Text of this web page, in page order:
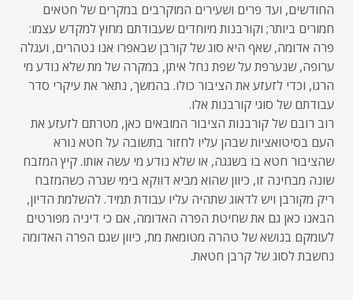
החודשים, ועד פרים ושעירים המוקרבים במקרים של חטאים
חמורים ביותר; וקורבנות מיוחדים שעבודתם מחוץ למקדש עצמו:
פרה אדומה, שאף היא סוג של קורבן שבאפרו אנו נטהרים, ועגלה
ערופה, שנערפת על שפת נחל איתן, במקרה של מת שלא נודע מי
הרגו, וכדי לזעזע את הציבור כולו. בהמשך, נתאר את עיקרי סדר
עבודתם של סוגי קורבנות אלו.
רוב רובם של קורבנות הציבור המובאים כאן, מטרתם לזעזע את
העם בסיטואציות שבהן עליו לחזור בתשובה על חטא נורא
שהציבור חטא בו בשגגה, או שלא נודע מי עשה אותו. קיץ המזבח
שונה מבחינה זו, כיוון שהוא מביא דווקא בימי שגרה כשהמזבח
ריק מקורבן ויש לדאוג שתהיה עליו עבודת תמיד. להשלמת הדיון,
הבאנו כאן גם את שחיטת הפרה האדומה, אם כי דיניה מפורטים
לעומקם בנושא של טהרה מטומאת מת, כיוון שגם הפרה האדומה
נחשבת לסוג של קרבן חטאת.